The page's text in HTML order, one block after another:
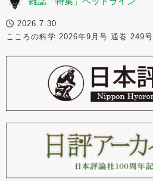
2026.7.30
こころの科学 2026年9月号 通巻 249号